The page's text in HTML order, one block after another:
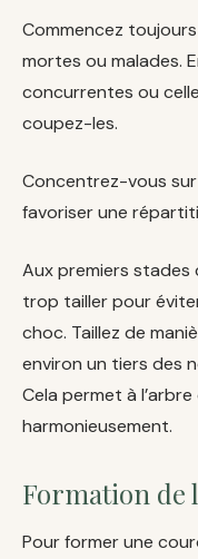
Commencez
mortes ou malades.
concurrentes ou
coupez-les.
Concentrez-vous
favoriser une
Aux premiers stades
trop tailler pour
choc. Taillez de
environ un tiers des
Cela permet à
harmonieusement.
Formation de
Pour former une